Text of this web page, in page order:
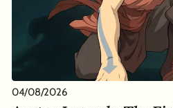
04/08/2026